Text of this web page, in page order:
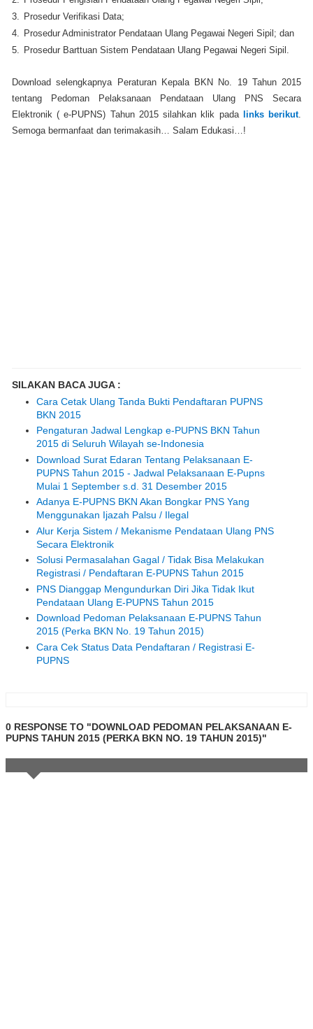
3.
Prosedur Verifikasi Data;
4.
Prosedur Administrator Pendataan Ulang Pegawai Negeri Sipil; dan
5.
Prosedur Barttuan Sistem Pendataan Ulang Pegawai Negeri Sipil.
Download selengkapnya Peraturan Kepala BKN No. 19 Tahun 2015
tentang Pedoman Pelaksanaan Pendataan Ulang PNS Secara
Elektronik ( e-PUPNS) Tahun 2015 silahkan klik pada links berikut.
Semoga bermanfaat dan terimakasih… Salam Edukasi…!
SILAKAN BACA JUGA :
Cara Cetak Ulang Tanda Bukti Pendaftaran PUPNS
BKN 2015
Pengaturan Jadwal Lengkap e-PUPNS BKN Tahun
2015 di Seluruh Wilayah se-Indonesia
Download Surat Edaran Tentang Pelaksanaan E-
PUPNS Tahun 2015 - Jadwal Pelaksanaan E-Pupns
Mulai 1 September s.d. 31 Desember 2015
Adanya E-PUPNS BKN Akan Bongkar PNS Yang
Menggunakan Ijazah Palsu / Ilegal
Alur Kerja Sistem / Mekanisme Pendataan Ulang PNS
Secara Elektronik
Solusi Permasalahan Gagal / Tidak Bisa Melakukan
Registrasi / Pendaftaran E-PUPNS Tahun 2015
PNS Dianggap Mengundurkan Diri Jika Tidak Ikut
Pendataan Ulang E-PUPNS Tahun 2015
Download Pedoman Pelaksanaan E-PUPNS Tahun
2015 (Perka BKN No. 19 Tahun 2015)
Cara Cek Status Data Pendaftaran / Registrasi E-
PUPNS
0 RESPONSE TO "DOWNLOAD PEDOMAN PELAKSANAAN E-
PUPNS TAHUN 2015 (PERKA BKN NO. 19 TAHUN 2015)"